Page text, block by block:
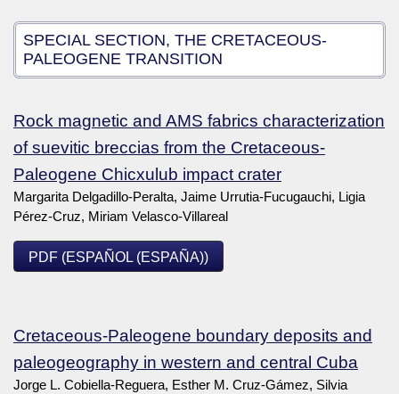
SPECIAL SECTION, THE CRETACEOUS-
PALEOGENE TRANSITION
Rock magnetic and AMS fabrics characterization
of suevitic breccias from the Cretaceous-
Paleogene Chicxulub impact crater
Margarita Delgadillo-Peralta, Jaime Urrutia-Fucugauchi, Ligia
Pérez-Cruz, Miriam Velasco-Villareal
PDF (ESPAÑOL (ESPAÑA))
Cretaceous-Paleogene boundary deposits and
paleogeography in western and central Cuba
Jorge L. Cobiella-Reguera, Esther M. Cruz-Gámez, Silvia